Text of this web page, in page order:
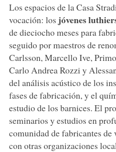
Los espacios de la Casa
vocación: los jóvenes
de dieciocho meses para
seguido por maestros de
Carlsson, Marcello Ive,
Carlo Andrea Rozzi y
del análisis acústico de los
fases de fabricación, y el
estudio de los barnices. El
seminarios y estudios en
comunidad de fabricantes
con otras organizaciones